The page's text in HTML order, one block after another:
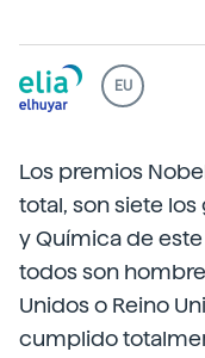
EU
Los premios
total, son siete
y Química de
todos son
Unidos o Reino
cumplido